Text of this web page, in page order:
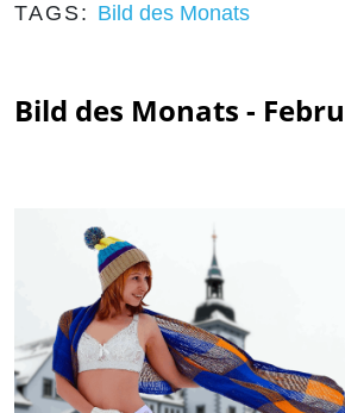
TAGS: Bild des Monats
Bild des Monats -